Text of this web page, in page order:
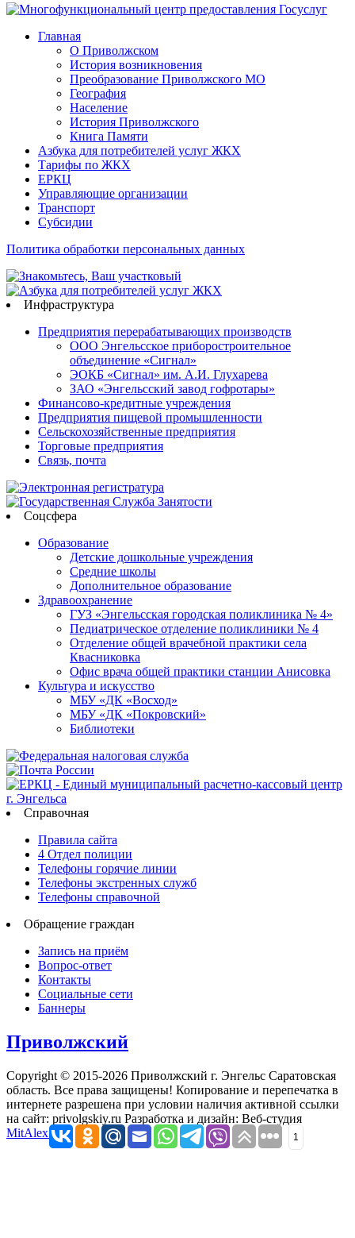
Главная
О Приволжском
История возникновения
Преобразование Приволжского МО
География
Население
История Приволжского
Книга Памяти
Азбука для потребителей услуг ЖКХ
Тарифы по ЖКХ
ЕРКЦ
Управляющие организации
Транспорт
Субсидии
Политика обработки персональных данных
Инфраструктура
Предприятия перерабатывающих производств
ООО Энгельсское приборостроительное
объединение «Сигнал»
ЭОКБ «Сигнал» им. А.И. Глухарева
ЗАО «Энгельсский завод гофротары»
Финансово-кредитные учреждения
Предприятия пищевой промышленности
Сельскохозяйственные предприятия
Торговые предприятия
Связь, почта
Соцсфера
Образование
Детские дошкольные учреждения
Средние школы
Дополнительное образование
Здравоохранение
ГУЗ «Энгельсская городская поликлиника № 4»
Педиатрическое отделение поликлиники № 4
Отделение общей врачебной практики села
Квасниковка
Офис врача общей практики станции Анисовка
Культура и искусство
МБУ «ДК «Восход»
МБУ «ДК «Покровский»
Библиотеки
Справочная
Правила сайта
4 Отдел полиции
Телефоны горячие линии
Телефоны экстренных служб
Телефоны справочной
Обращение граждан
Запись на приём
Вопрос-ответ
Контакты
Социальные сети
Баннеры
Приволжский
Copyright © 2015-2026 Приволжский г. Энгельс Саратовская
область. Все права защищены! Копирование и перепечатка в
интернете разрешена при условии наличия активной ссылки
на сайт: privolgskiy.ru Разработка и дизайн: Веб-студия
MitAlex.ru
1